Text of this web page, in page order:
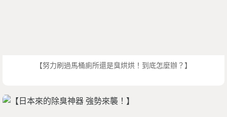
【努力刷過馬桶廁所還是臭烘烘！到底怎麼辦？】